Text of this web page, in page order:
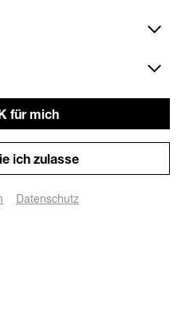
für mich
ich zulasse
Datenschutz